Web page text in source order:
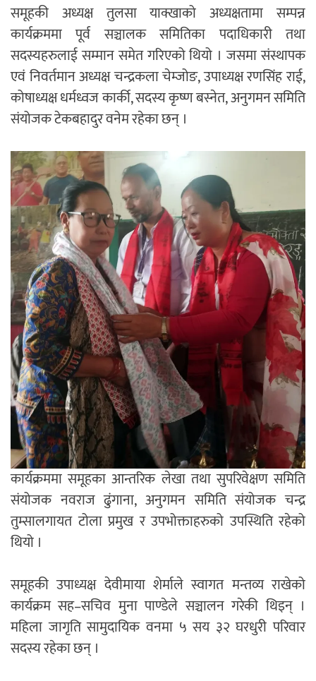
समूहकी अध्यक्ष तुलसा याक्खाको अध्यक्षतामा सम्पन्न
कार्यक्रममा पूर्व सञ्चालक समितिका पदाधिकारी तथा
सदस्यहरुलाई सम्मान समेत गरिएको थियो । जसमा संस्थापक
एवं निवर्तमान अध्यक्ष चन्द्रकला चेम्जोङ, उपाध्यक्ष रणसिंह राई,
कोषाध्यक्ष धर्मध्वज कार्की, सदस्य कृष्ण बस्नेत, अनुगमन समिति
संयोजक टेकबहादुर वनेम रहेका छन् ।
कार्यक्रममा समूहका आन्तरिक लेखा तथा सुपरिवेक्षण समिति
संयोजक नवराज ढुंगाना, अनुगमन समिति संयोजक चन्द्र
तुम्सालगायत टोला प्रमुख र उपभोक्ताहरुको उपस्थिति रहेको
थियो ।
समूहकी उपाध्यक्ष देवीमाया शेर्माले स्वागत मन्तव्य राखेको
कार्यक्रम सह–सचिव मुना पाण्डेले सञ्चालन गरेकी थिइन् ।
महिला जागृति सामुदायिक वनमा ५ सय ३२ घरधुरी परिवार
सदस्य रहेका छन् ।